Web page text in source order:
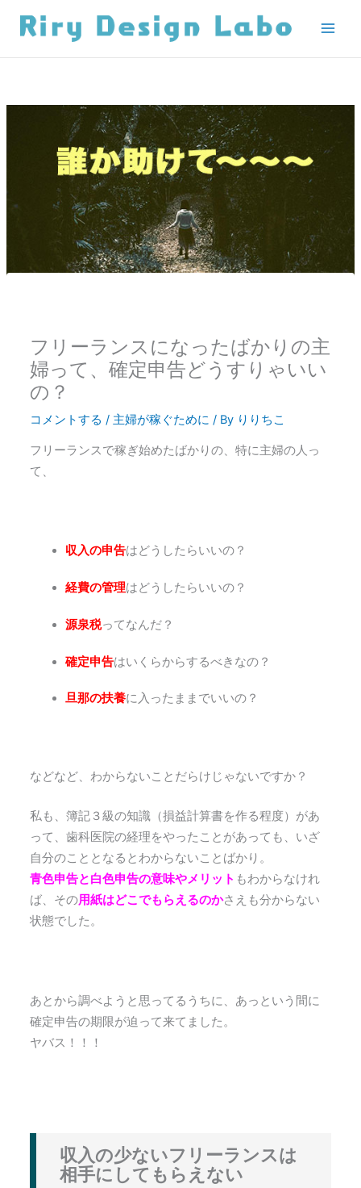
ッ
フリーランスになったばかりの主
婦って、確定申告どうすりゃいい
の？
コメントする / 主婦が稼ぐために / By りりちこ
フリーランスで稼ぎ始めたばかりの、特に主婦の人っ
て、
収入の申告はどうしたらいいの？
経費の管理はどうしたらいいの？
源泉税ってなんだ？
確定申告はいくらからするべきなの？
旦那の扶養に入ったままでいいの？
などなど、わからないことだらけじゃないですか？
私も、簿記３級の知識（損益計算書を作る程度）があ
って、歯科医院の経理をやったことがあっても、いざ
自分のこととなるとわからないことばかり。
青色申告と白色申告の意味やメリット もわからなけれ
ば、その用紙はどこでもらえるのかさえも分からない
状態でした。
あとから調べようと思ってるうちに、あっという間に
確定申告の期限が迫って来てました。
ヤバス！！！
収入の少ないフリーランスは
相手にしてもらえない